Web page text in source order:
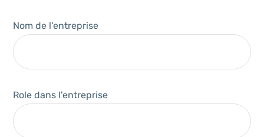
Nom de l'entreprise
Role dans l'entreprise